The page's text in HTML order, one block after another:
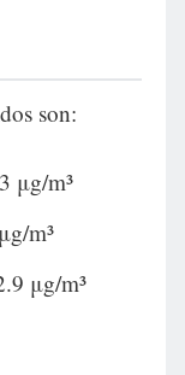
son:
μg/m³
m³
μg/m³